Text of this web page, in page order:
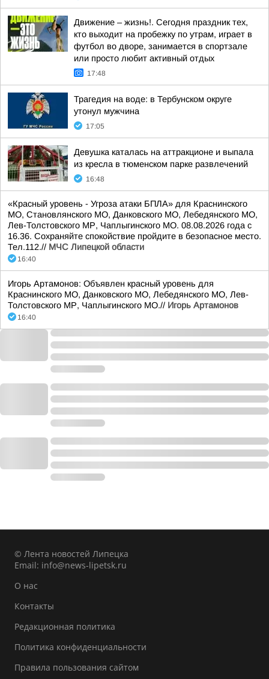
Движение – жизнь!. Сегодня праздник тех,
кто выходит на пробежку по утрам, играет в
футбол во дворе, занимается в спортзале
или просто любит активный отдых
17:48
Трагедия на воде: в Тербунском округе
утонул мужчина
17:05
Девушка каталась на аттракционе и выпала
из кресла в тюменском парке развлечений
16:48
«Красный уровень - Угроза атаки БПЛА» для Краснинского
МО, Становлянского МО, Данковского МО, Лебедянского МО,
Лев-Толстовского МР, Чаплыгинского МО. 08.08.2026 года с
16.36. Сохраняйте спокойствие пройдите в безопасное место.
Тел.112.// МЧС Липецкой области
16:40
Игорь Артамонов: Объявлен красный уровень для
Краснинского МО, Данковского МО, Лебедянского МО, Лев-
Толстовского МР, Чаплыгинского МО.// Игорь Артамонов
16:40
© Лента новостей Липецка
Email: info@news-lipetsk.ru
О нас
Контакты
Редакционная политика
Политика конфиденциальности
Правила пользования сайтом